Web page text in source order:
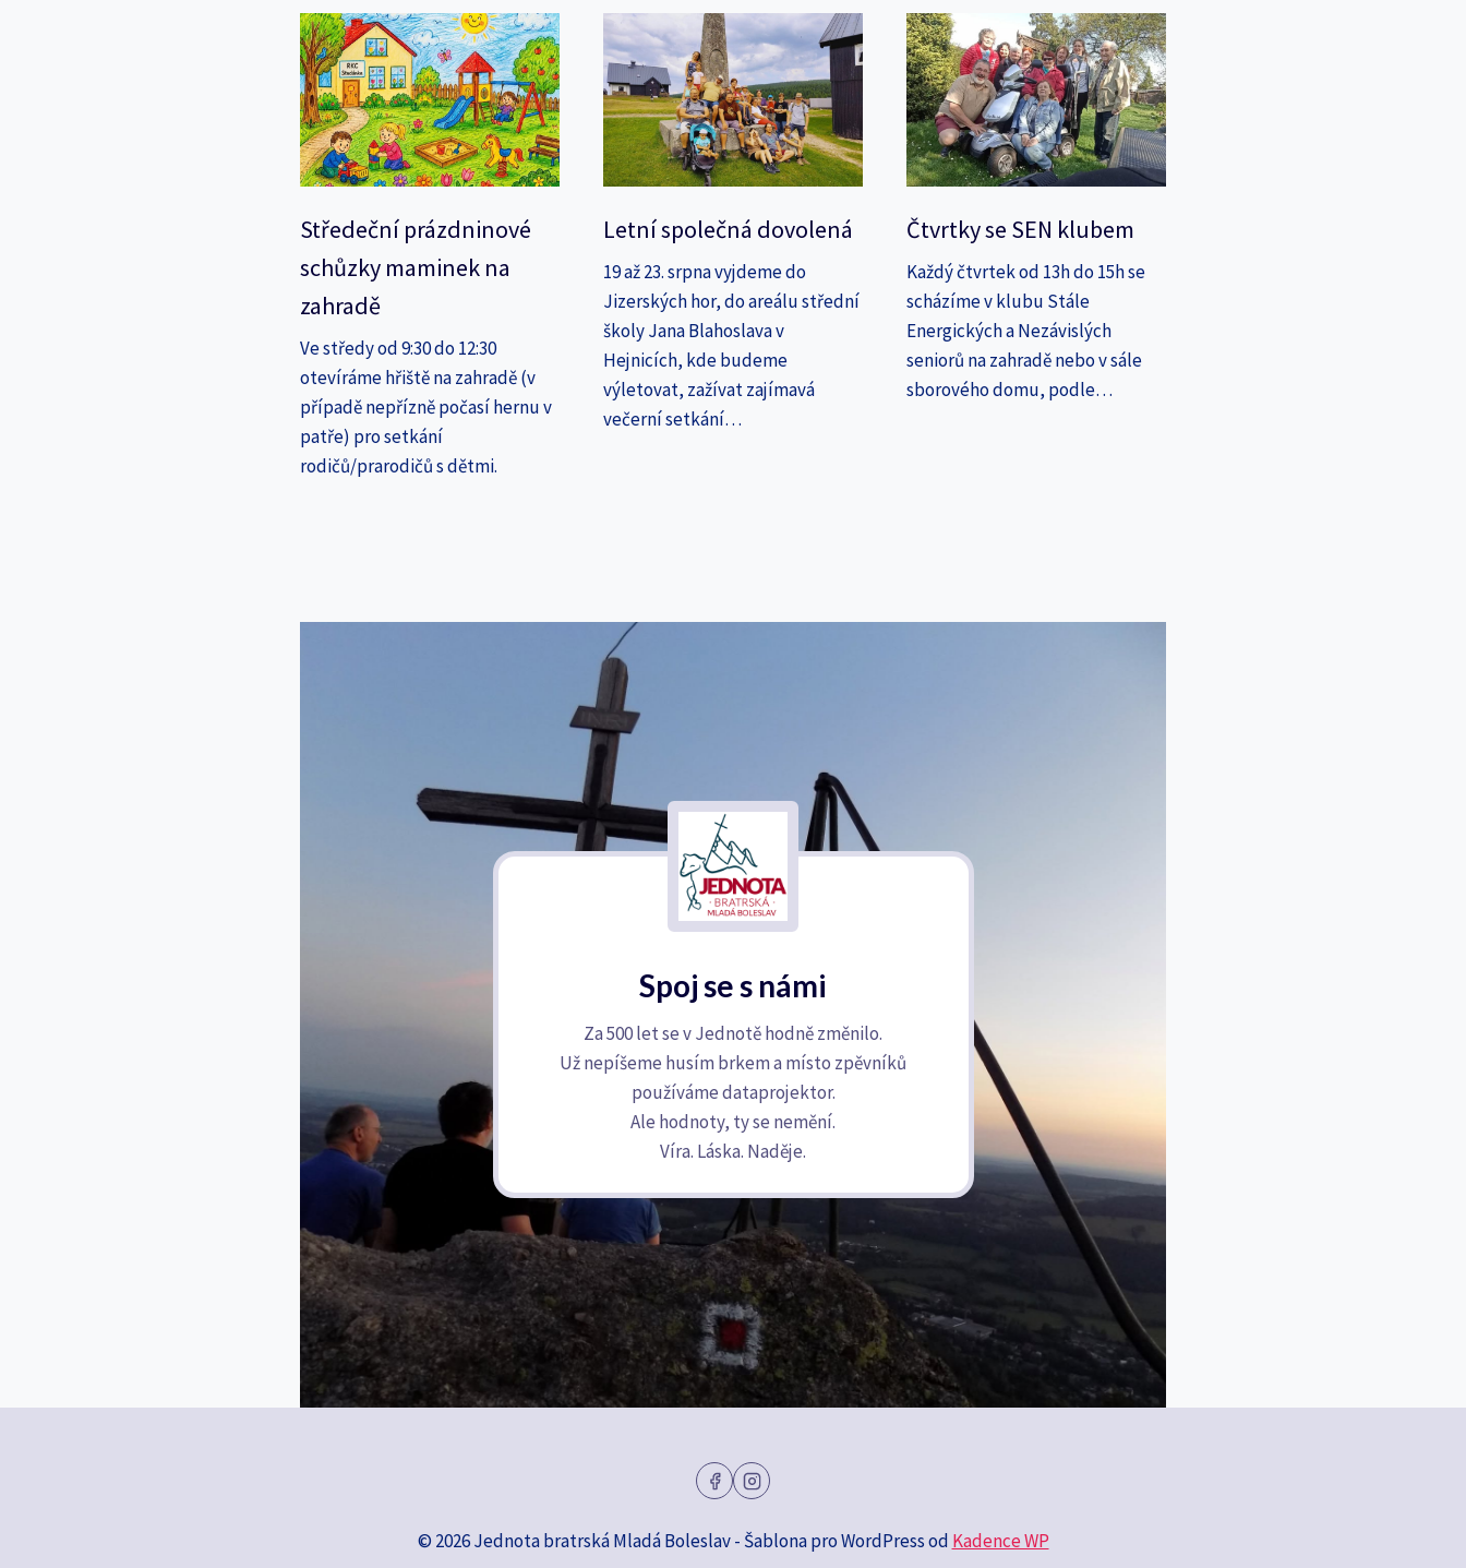
Středeční prázdninové
schůzky maminek na
zahradě
Ve středy od 9:30 do 12:30
otevíráme hřiště na zahradě (v
případě nepřízně počasí hernu v
patře) pro setkání
rodičů/prarodičů s dětmi.
Letní společná dovolená
19 až 23. srpna vyjdeme do
Jizerských hor, do areálu střední
školy Jana Blahoslava v
Hejnicích, kde budeme
výletovat, zažívat zajímavá
večerní setkání…
Čtvrtky se SEN klubem
Každý čtvrtek od 13h do 15h se
scházíme v klubu Stále
Energických a Nezávislých
seniorů na zahradě nebo v sále
sborového domu, podle…
Spoj se s námi
Za 500 let se v Jednotě hodně změnilo.
Už nepíšeme husím brkem a místo zpěvníků
používáme dataprojektor.
Ale hodnoty, ty se nemění.
Víra. Láska. Naděje.
© 2026 Jednota bratrská Mladá Boleslav - Šablona pro WordPress od Kadence WP